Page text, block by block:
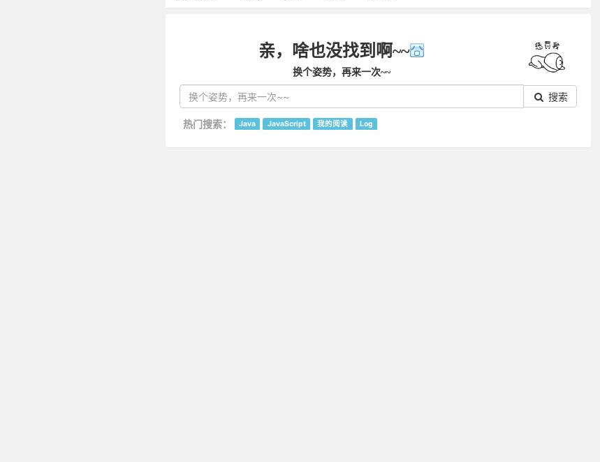
亲，啥也没找到啊~~
换个姿势，再来一次~~
搜索
热门搜索： Java JavaScript 我的阅读 Log